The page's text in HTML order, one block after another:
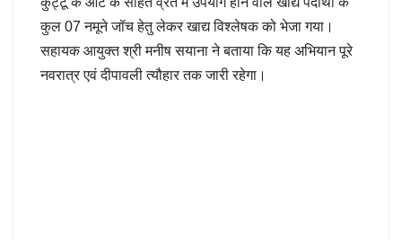
कुल 07 नमूने जॉच हेतु लेकर खाद्य विश्लेषक को भेजा गया।
सहायक आयुक्त श्री मनीष सयाना ने बताया कि यह अभियान पूरे
नवरात्र एवं दीपावली त्यौहार तक जारी रहेगा।